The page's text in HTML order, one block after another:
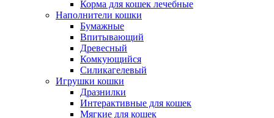
Корма для кошек лечебные
Наполнители кошки
Бумажные
Впитывающий
Древесный
Комкующийся
Силикагелевый
Игрушки кошки
Дразнилки
Интерактивные для кошек
Мягкие для кошек